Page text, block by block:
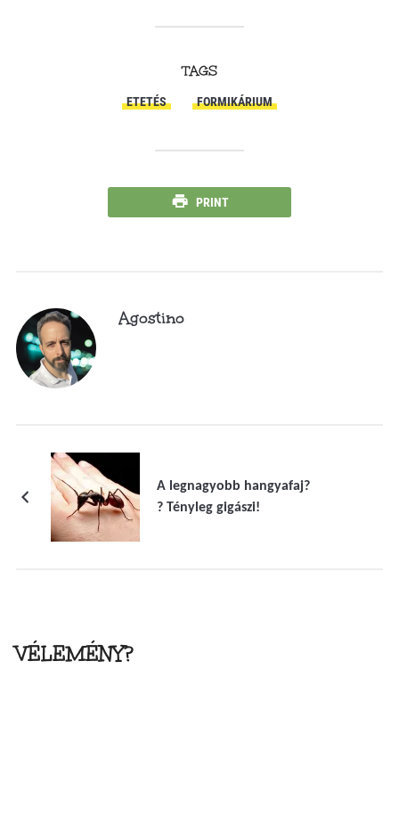
TAGS
ETETÉS FORMIKÁRIUM
PRINT
Agostino
A legnagyobb hangyafaj?
? Tényleg gigászi!
VÉLEMÉNY?